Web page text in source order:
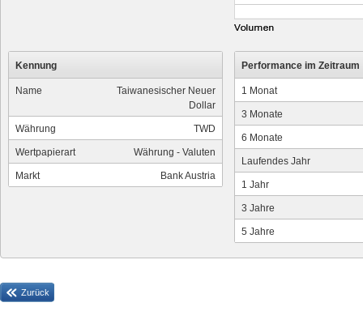
Kennung
Name
Taiwanesischer Neuer
Dollar
Währung TWD
Wertpapierart Währung - Valuten
Markt Bank Austria
Performance im Zeitraum
1 Monat
3 Monate
6 Monate
Laufendes Jahr
1 Jahr
3 Jahre
5 Jahre
Zurück